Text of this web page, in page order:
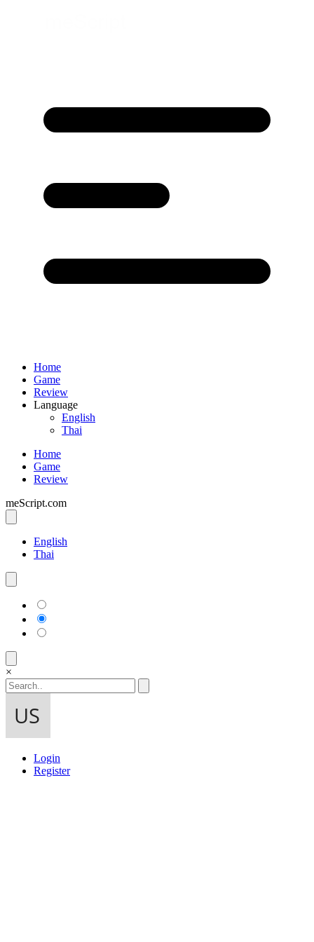
Home
Game
Review
Language
English
Thai
Home
Game
Review
meScript.com
English
Thai
×
Login
Register